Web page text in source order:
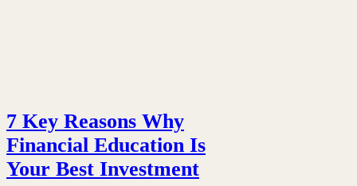
7 Key Reasons Why
Financial Education Is
Your Best Investment